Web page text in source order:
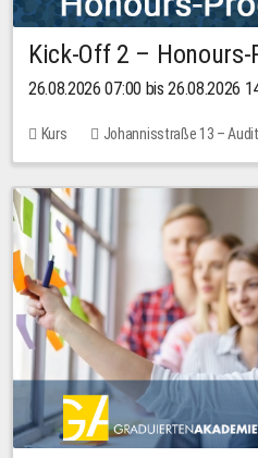
Kick-Off 2 – Honours-
26.08.2026 07:00 bis 26.08.2026
Kurs
Johannisstraße 13 –
Keine freien Plätze